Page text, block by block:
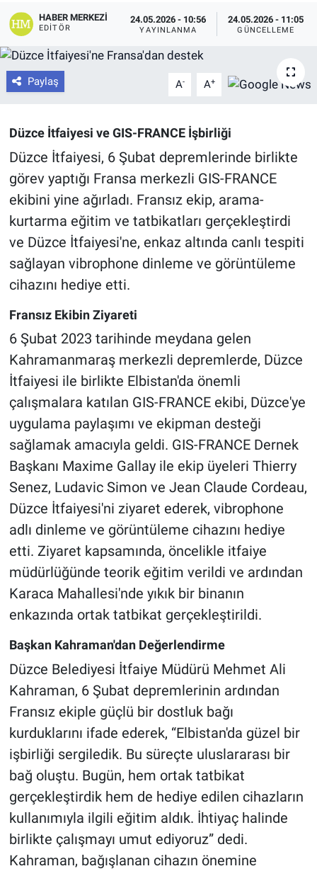
HABER MERKEZI
EDITÖR
24.05.2026 - 10:56
YAYINLANMA
24.05.2026 - 11:05
GÜNCELLEME
Paylaş A- A+
Düzce İtfaiyesi ve GIS-FRANCE İşbirliği
Düzce İtfaiyesi, 6 Şubat depremlerinde birlikte
görev yaptığı Fransa merkezli GIS-FRANCE
ekibini yine ağırladı. Fransız ekip, arama-
kurtarma eğitim ve tatbikatları gerçekleştirdi
ve Düzce İtfaiyesi'ne, enkaz altında canlı tespiti
sağlayan vibrophone dinleme ve görüntüleme
cihazını hediye etti.
Fransız Ekibin Ziyareti
6 Şubat 2023 tarihinde meydana gelen
Kahramanmaraş merkezli depremlerde, Düzce
İtfaiyesi ile birlikte Elbistan'da önemli
çalışmalara katılan GIS-FRANCE ekibi, Düzce'ye
uygulama paylaşımı ve ekipman desteği
sağlamak amacıyla geldi. GIS-FRANCE Dernek
Başkanı Maxime Gallay ile ekip üyeleri Thierry
Senez, Ludavic Simon ve Jean Claude Cordeau,
Düzce İtfaiyesi'ni ziyaret ederek, vibrophone
adlı dinleme ve görüntüleme cihazını hediye
etti. Ziyaret kapsamında, öncelikle itfaiye
müdürlüğünde teorik eğitim verildi ve ardından
Karaca Mahallesi'nde yıkık bir binanın
enkazında ortak tatbikat gerçekleştirildi.
Başkan Kahraman'dan Değerlendirme
Düzce Belediyesi İtfaiye Müdürü Mehmet Ali
Kahraman, 6 Şubat depremlerinin ardından
Fransız ekiple güçlü bir dostluk bağı
kurduklarını ifade ederek, “Elbistan'da güzel bir
işbirliği sergiledik. Bu süreçte uluslararası bir
bağ oluştu. Bugün, hem ortak tatbikat
gerçekleştirdik hem de hediye edilen cihazların
kullanımıyla ilgili eğitim aldık. İhtiyaç halinde
birlikte çalışmayı umut ediyoruz” dedi.
Kahraman, bağışlanan cihazın önemine